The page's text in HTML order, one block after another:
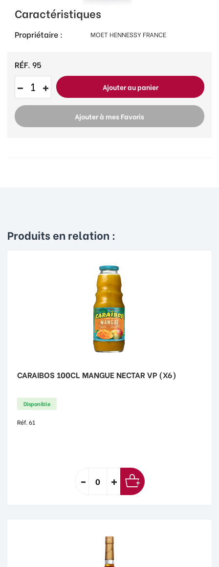
Caractéristiques
Propriétaire : MOET HENNESSY FRANCE
RÉF. 95
Ajouter au panier
Ajouter à mes Favoris
Produits en relation :
CARAIBOS 100CL MANGUE NECTAR VP (X6)
Disponible
Réf. 61